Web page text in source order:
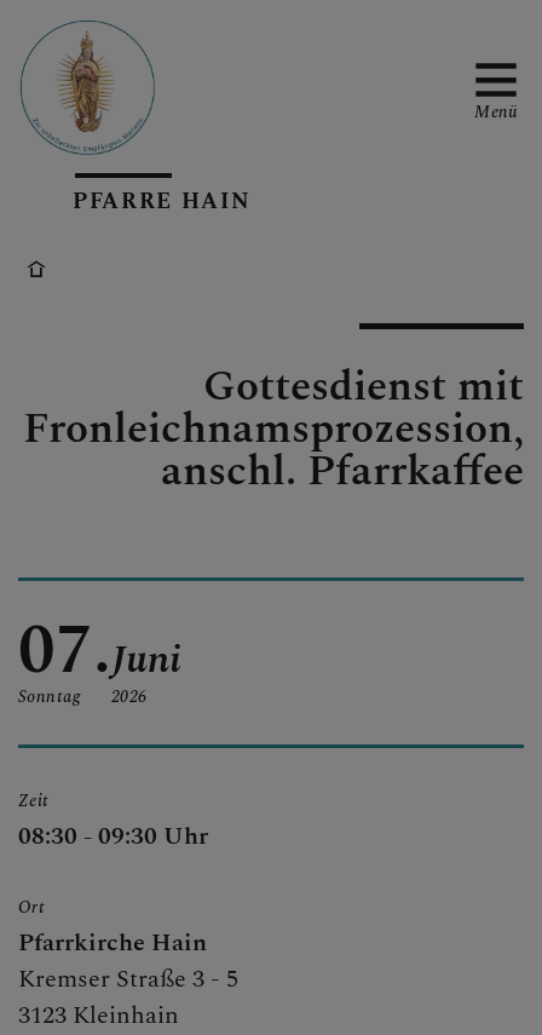
UNSERE PFARRE
PFARRKOOPERATION
PFARRBRIEF UND
PFARRE HAIN
Menü
Gottesdienst mit
Fronleichnamsprozession,
anschl. Pfarrkaffee
07.
Sonntag
Juni
2026
Zeit
08:30 - 09:30 Uhr
Ort
Pfarrkirche Hain
Kremser Straße 3 - 5
3123 Kleinhain